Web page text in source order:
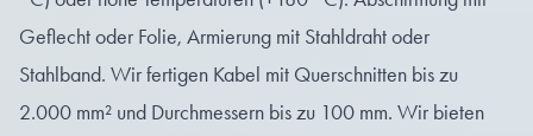
Geflecht oder Folie, Armierung mit Stahldraht oder
Stahlband. Wir fertigen Kabel mit Querschnitten bis zu
2.000 mm² und Durchmessern bis zu 100 mm. Wir bieten